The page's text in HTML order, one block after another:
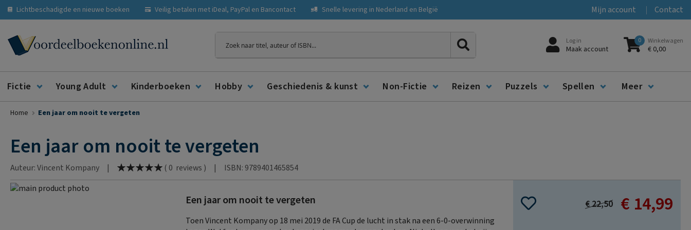
Lichtbeschadigde en nieuwe boeken Veilig betalen met iDeal, PayPal en Bancontact Snelle levering in Nederland en België Mijn account Contact
Zoeken
Log in
Maak account
0 Winkelwagen
€ 0,00
Fictie Young Adult Kinderboeken Hobby Geschiedenis & kunst Non-Fictie Reizen Puzzels Spellen Meer
Home Een jaar om nooit te vergeten
Een jaar om nooit te vergeten
Auteur: Vincent Kompany |
Waardering:
% of100
( 0 reviews ) |
ISBN: 9789401465854
Ga
Een jaar om nooit te vergeten
Toen Vincent Kompany op 18 mei 2019 de FA Cup de lucht in stak na een 6-0-overwinning
Special
€ 14,99
€ 22,50